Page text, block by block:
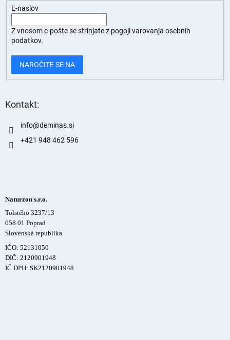
E-naslov
Z vnosom e-pošte se strinjate z pogoji varovanja osebnih
podatkov.
NAROČITE SE NA
Kontakt:
info@deminas.si
+421 948 462 596
Naturzon s.r.o.
Tolstého 3237/13
058 01 Poprad
Slovenská republika
IČO: 52131050
DIČ: 2120901948
IČ DPH: SK2120901948